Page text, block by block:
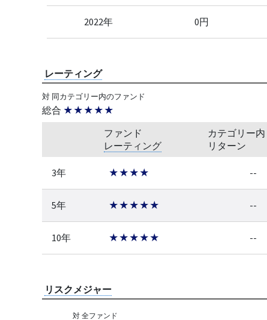
2022年 0円
レーティング
対 同カテゴリー内のファンド
総合 ★★★★★
ファンド
レーティング
カテゴリー内
リターン
3年 ★★★★ --
5年 ★★★★★ --
10年 ★★★★★ --
リスクメジャー
対 全ファンド